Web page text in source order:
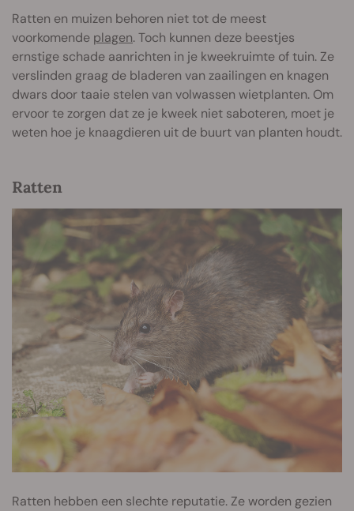
Ratten en muizen behoren niet tot de meest
voorkomende plagen. Toch kunnen deze beestjes
ernstige schade aanrichten in je kweekruimte of tuin. Ze
verslinden graag de bladeren van zaailingen en knagen
dwars door taaie stelen van volwassen wietplanten. Om
ervoor te zorgen dat ze je kweek niet saboteren, moet je
weten hoe je knaagdieren uit de buurt van planten houdt.
Ratten
Ratten hebben een slechte reputatie. Ze worden gezien